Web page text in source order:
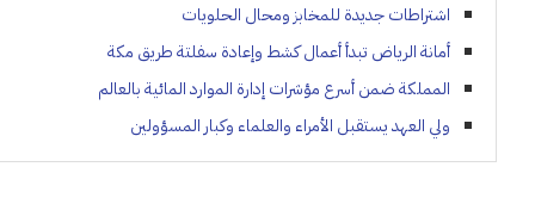
اشتراطات جديدة للمخابز ومحال الحلويات
أمانة الرياض تبدأ أعمال كشط وإعادة سفلتة طريق مكة
المملكة ضمن أسرع مؤشرات إدارة الموارد المائية بالعالم
ولي العهد يستقبل الأمراء والعلماء وكبار المسؤولين